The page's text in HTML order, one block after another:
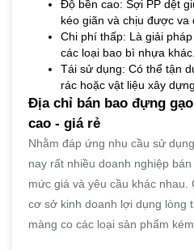
Độ bền cao: Sợi PP dệt
kéo giãn và chịu được va
Chi phí thấp: Là giải
các loại bao bì nhựa khác.
Tái sử dụng: Có thể tận
rác hoặc vật liệu xây dựng
Địa chỉ bán bao đựng
cao - giá rẻ
Nhằm đáp ứng nhu cầu sử
nay rất nhiều doanh nghiệp bán
mức giá và yêu cầu khác
cơ sở kinh doanh lợi dụng lòng
màng co các loại sản phẩm